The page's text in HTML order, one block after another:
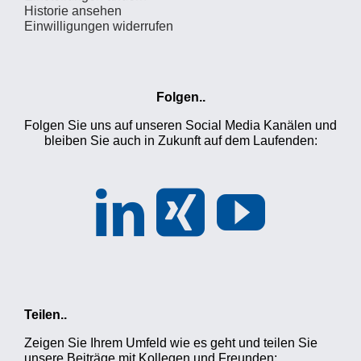
Historie ansehen
Einwilligungen widerrufen
Folgen..
Folgen Sie uns auf unseren Social Media Kanälen und
bleiben Sie auch in Zukunft auf dem Laufenden:
Teilen..
Zeigen Sie Ihrem Umfeld wie es geht und teilen Sie
unsere Beiträge mit Kollegen und Freunden: